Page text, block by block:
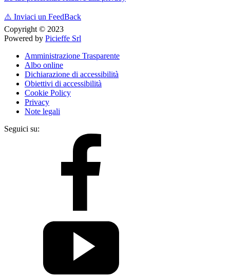
⚠️ Inviaci un FeedBack
Copyright © 2023
Powered by Picieffe Srl
Amministrazione Trasparente
Albo online
Dichiarazione di accessibilità
Obiettivi di accessibilità
Cookie Policy
Privacy
Note legali
Seguici su: